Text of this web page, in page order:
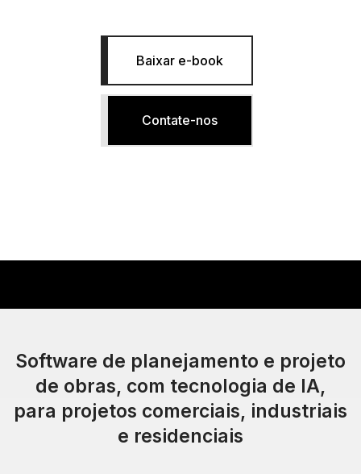
Baixar e-book
Contate-nos
Software de planejamento e projeto
de obras, com tecnologia de IA,
para projetos comerciais, industriais
e residenciais